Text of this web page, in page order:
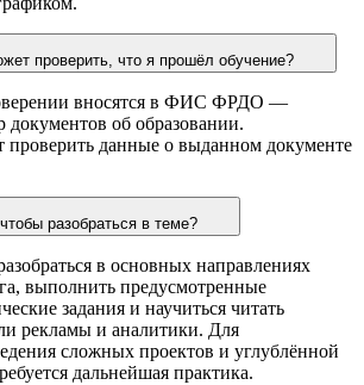
проверить, что я прошёл обучение?
вносятся в ФИС ФРДО —
документов об образовании.
проверить данные о выданном документе
разобраться в теме?
в основных направлениях
выполнить предусмотренные
задания и научиться читать
рекламы и аналитики. Для
сложных проектов и углублённой
дальнейшая практика.